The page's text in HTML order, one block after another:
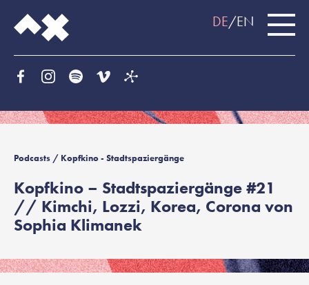
DE EN
Podcasts / Kopfkino - Stadtspaziergänge
Kopfkino – Stadtspaziergänge #21
// Kimchi, Lozzi, Korea, Corona von
Sophia Klimanek